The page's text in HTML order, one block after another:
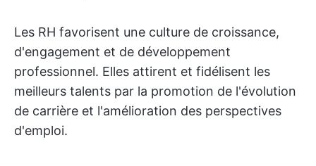
Les RH favorisent une culture de croissance,
d'engagement et de développement
professionnel. Elles attirent et fidélisent les
meilleurs talents par la promotion de l'évolution
de carrière et l'amélioration des perspectives
d'emploi.